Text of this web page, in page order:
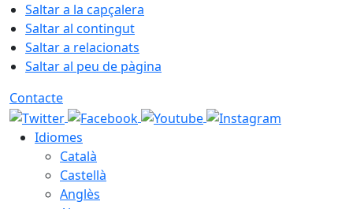
Saltar a la capçalera
Saltar al contingut
Saltar a relacionats
Saltar al peu de pàgina
Contacte
Idiomes
Català
Castellà
Anglès